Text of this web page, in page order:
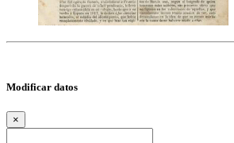
Modificar datos
×